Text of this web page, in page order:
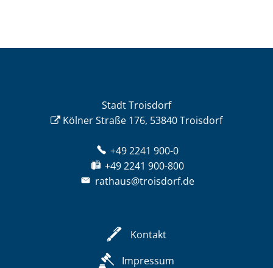
Stadt Troisdorf
Kölner Straße 176, 53840 Troisdorf
+49 2241 900-0
+49 2241 900-800
rathaus@troisdorf.de
Kontakt
Impressum